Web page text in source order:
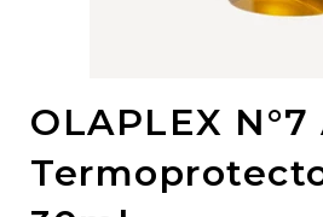
OLAPLEX